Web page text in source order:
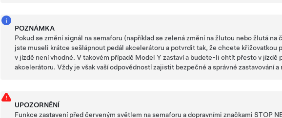
POZNÁMKA
Pokud se změní signál na semaforu (například se zelená změní na žlutou nebo žlutá
jste museli krátce sešlápnout pedál akcelerátoru a potvrdit tak, že chcete křižovatkou
v jízdě není vhodné. V takovém případě Model Y zastaví a budete-li chtít přesto v jízdě
akcelerátoru. Vždy je však vaší odpovědností zajistit bezpečné a správné zastavování a
UPOZORNĚNÍ
Funkce zastavení před červeným světlem na semaforu a dopravními značkami STOP